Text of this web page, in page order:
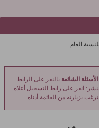
العام
الأسئلة الشائعة بالنقر على الرابط
انقر على رابط التسجيل أعلاه
بزيارته من القائمة أدناه.